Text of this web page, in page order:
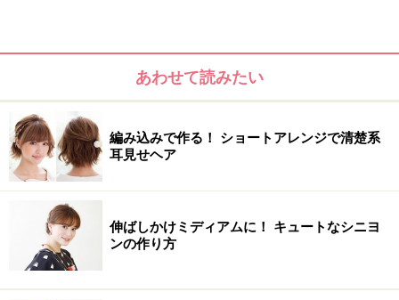
おすすめのタイプ
髪質：軟毛
クセ：なし
太さ：細め
あわせて読みたい
編み込みで作る！ ショートアレンジで清楚系
耳見せヘア
伸ばしかけミディアムに！ キュートなシニヨ
ンの作り方